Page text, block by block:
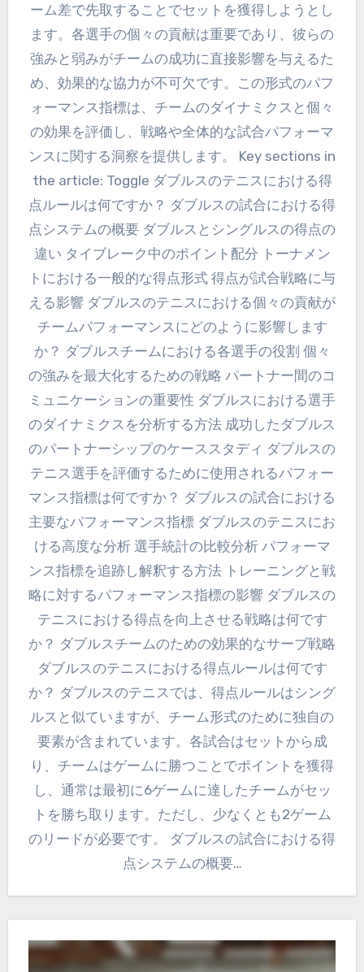
ーム差で先取することでセットを獲得しようとし
ます。各選手の個々の貢献は重要であり、彼らの
強みと弱みがチームの成功に直接影響を与えるた
め、効果的な協力が不可欠です。この形式のパフ
ォーマンス指標は、チームのダイナミクスと個々
の効果を評価し、戦略や全体的な試合パフォーマ
ンスに関する洞察を提供します。 Key sections in
the article: Toggle ダブルスのテニスにおける得
点ルールは何ですか？ ダブルスの試合における得
点システムの概要 ダブルスとシングルスの得点の
違い タイブレーク中のポイント配分 トーナメン
トにおける一般的な得点形式 得点が試合戦略に与
える影響 ダブルスのテニスにおける個々の貢献が
チームパフォーマンスにどのように影響します
か？ ダブルスチームにおける各選手の役割 個々
の強みを最大化するための戦略 パートナー間のコ
ミュニケーションの重要性 ダブルスにおける選手
のダイナミクスを分析する方法 成功したダブルス
のパートナーシップのケーススタディ ダブルスの
テニス選手を評価するために使用されるパフォー
マンス指標は何ですか？ ダブルスの試合における
主要なパフォーマンス指標 ダブルスのテニスにお
ける高度な分析 選手統計の比較分析 パフォーマ
ンス指標を追跡し解釈する方法 トレーニングと戦
略に対するパフォーマンス指標の影響 ダブルスの
テニスにおける得点を向上させる戦略は何です
か？ ダブルスチームのための効果的なサーブ戦略
ダブルスのテニスにおける得点ルールは何です
か？ ダブルスのテニスでは、得点ルールはシング
ルスと似ていますが、チーム形式のために独自の
要素が含まれています。各試合はセットから成
り、チームはゲームに勝つことでポイントを獲得
し、通常は最初に6ゲームに達したチームがセッ
トを勝ち取ります。ただし、少なくとも2ゲーム
のリードが必要です。 ダブルスの試合における得
点システムの概要…